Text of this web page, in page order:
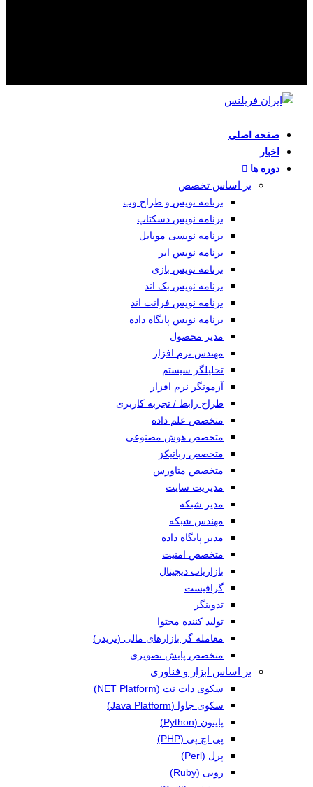
صفحه اصلی
اخبار
دوره ها
بر اساس تخصص
برنامه نویس و طراح وب
برنامه نویس دسکتاپ
برنامه نویسی موبایل
برنامه نویس ابر
برنامه نویس بازی
برنامه نویس بک اند
برنامه نویس فرانت اند
برنامه نویس پایگاه داده
مدیر محصول
مهندس نرم افزار
تحلیلگر سیستم
آزمونگر نرم افزار
طراح رابط / تجربه کاربری
متخصص علم داده
متخصص هوش مصنوعی
متخصص رباتیکز
متخصص متاورس
مدیریت سایت
مدیر شبکه
مهندس شبکه
مدیر پایگاه داده
متخصص امنیت
بازاریاب دیجیتال
گرافیست
تدوینگر
تولید کننده محتوا
معامله گر بازارهای مالی (تریدر)
متخصص پایش تصویری
بر اساس ابزار و فناوری
سکوی دات نت (NET Platform)
سکوی جاوا (Java Platform)
پایتون (Python)
پی اچ پی (PHP)
پرل (Perl)
روبی (Ruby)